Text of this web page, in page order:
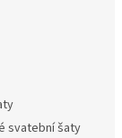
svatební šaty